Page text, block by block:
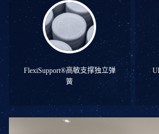
FlexiSupport®高敏支撑独立弹
簧